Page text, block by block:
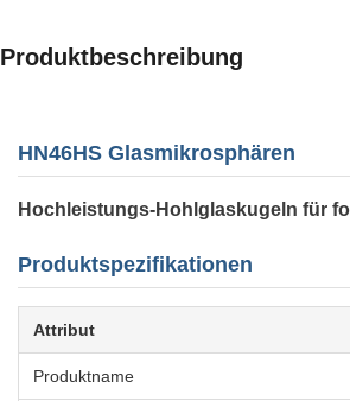
Produktbeschreibung
HN46HS Glasmikrosphären
Hochleistungs-Hohlglaskugeln für
Produktspezifikationen
Attribut
Produktname